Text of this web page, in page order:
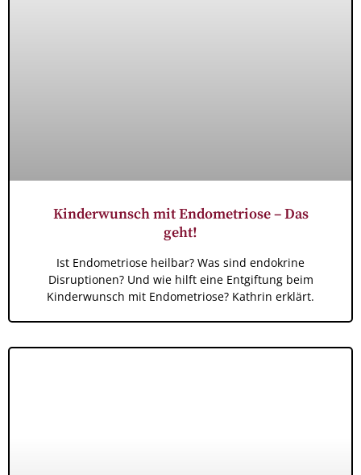
Kinderwunsch mit Endometriose – Das
geht!
Ist Endometriose heilbar? Was sind endokrine
Disruptionen? Und wie hilft eine Entgiftung beim
Kinderwunsch mit Endometriose? Kathrin erklärt.